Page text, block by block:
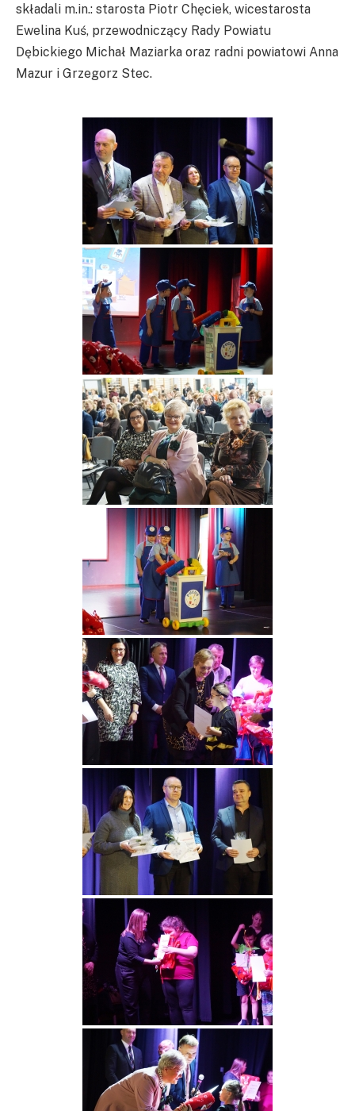
składali m.in.: starosta Piotr Chęciek, wicestarosta
Ewelina Kuś, przewodniczący Rady Powiatu
Dębickiego Michał Maziarka oraz radni powiatowi Anna
Mazur i Grzegorz Stec.